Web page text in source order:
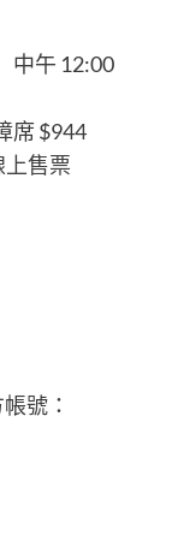
中午 12:00
席 $944
上售票
號：